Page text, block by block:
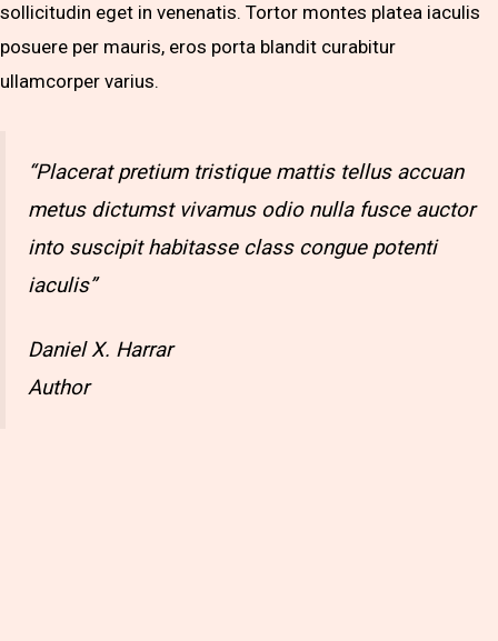
sollicitudin eget in venenatis. Tortor montes platea iaculis
posuere per mauris, eros porta blandit curabitur
ullamcorper varius.
“Placerat pretium tristique mattis tellus accuan
metus dictumst vivamus odio nulla fusce auctor
into suscipit habitasse class congue potenti
iaculis”
Daniel X. Harrar
Author